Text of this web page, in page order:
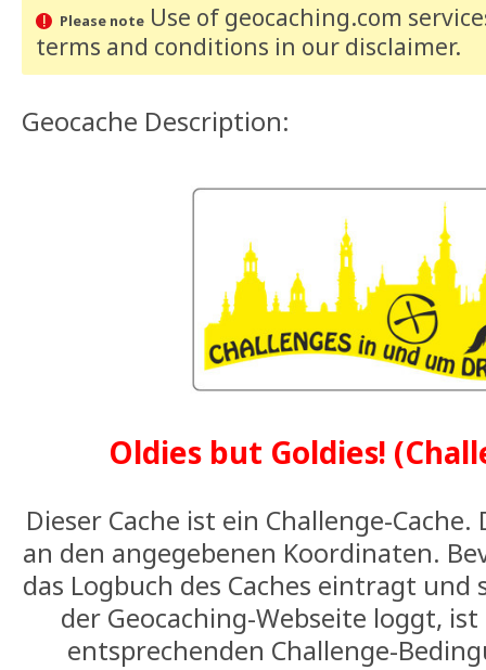
Please noteUse of geocaching.com
terms and conditions in our disclaimer.
Geocache Description:
Oldies but Goldies!
Dieser Cache ist ein Challenge-
an den angegebenen Koordinaten.
das Logbuch des Caches eintragt
der Geocaching-Webseite loggt,
entsprechenden Challenge-